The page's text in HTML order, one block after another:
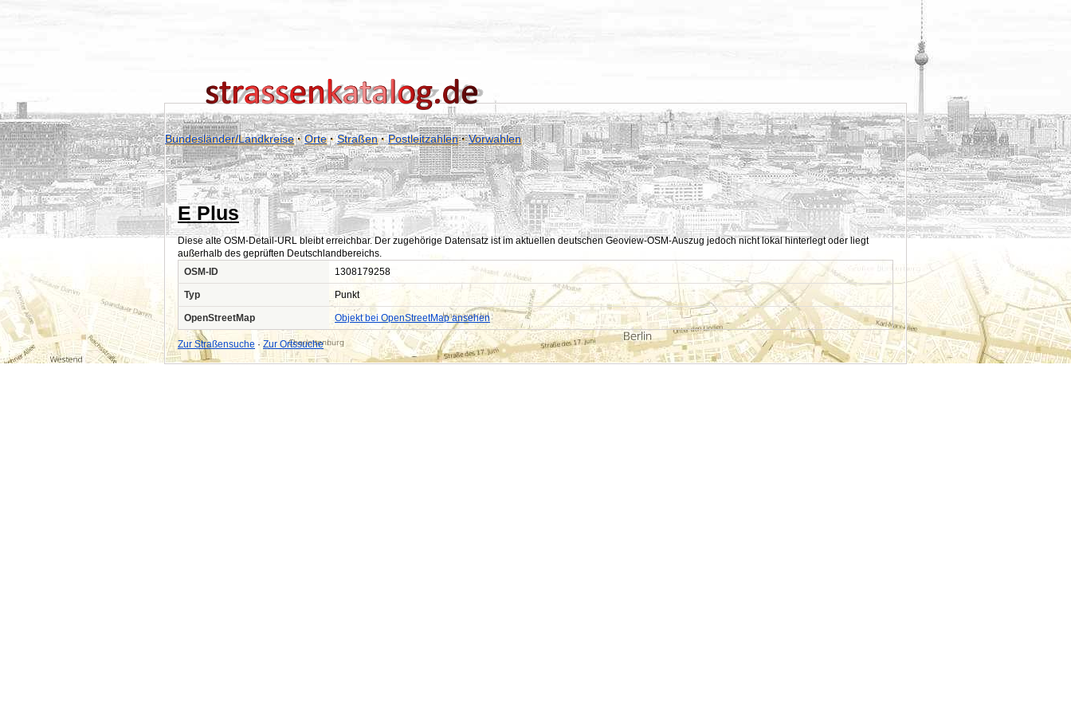
Bundesländer/Landkreise·Orte·Straßen·Postleitzahlen·Vorwahlen
E Plus
Diese alte OSM-Detail-URL bleibt erreichbar. Der zugehörige Datensatz ist im aktuellen deutschen Geoview-OSM-Auszug jedoch nicht lokal hinterlegt oder liegt
außerhalb des geprüften Deutschlandbereichs.
OSM-ID
1308179258
Typ Punkt
OpenStreetMap Objekt bei OpenStreetMap ansehen
Zur Straßensuche · Zur Ortssuche